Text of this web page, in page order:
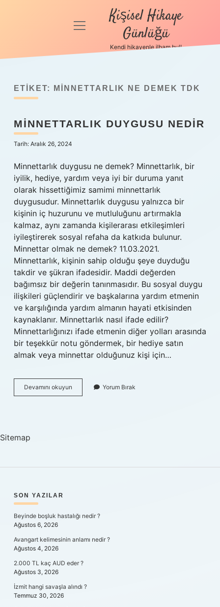
Anasayfa
Politikası
Hakkımızda
menüyü
Kişisel Hikaye
Günlüğü
Kendi hikayenle ilham bul!
ETIKET: MINNETTARLIK NE DEMEK TDK
MINNETTARLIK DUYGUSU NEDIR
Tarih: Aralık 26, 2024
Minnettarlık duygusu ne demek? Minnettarlık, bir
iyilik, hediye, yardım veya iyi bir duruma yanıt
olarak hissettiğimiz samimi minnettarlık
duygusudur. Minnettarlık duygusu yalnızca bir
kişinin iç huzurunu ve mutluluğunu artırmakla
kalmaz, aynı zamanda kişilerarası etkileşimleri
iyileştirerek sosyal refaha da katkıda bulunur.
Minnettar olmak ne demek? 11.03.2021.
Minnettarlık, kişinin sahip olduğu şeye duyduğu
takdir ve şükran ifadesidir. Maddi değerden
bağımsız bir değerin tanınmasıdır. Bu sosyal duygu
ilişkileri güçlendirir ve başkalarına yardım etmenin
ve karşılığında yardım almanın hayati etkisinden
kaynaklanır. Minnettarlık nasıl ifade edilir?
Minnettarlığınızı ifade etmenin diğer yolları arasında
bir teşekkür notu göndermek, bir hediye satın
almak veya minnettar olduğunuz kişi için…
Devamını okuyun Minnettarlık
Duygusu
Yorum Bırak
Sitemap
SIDEBAR
SON YAZILAR
Beyinde boşluk hastalığı nedir ?
Ağustos 6, 2026
Avangart kelimesinin anlamı nedir ?
Ağustos 4, 2026
2.000 TL kaç AUD eder ?
Ağustos 3, 2026
İzmit hangi savaşla alındı ?
Temmuz 30, 2026